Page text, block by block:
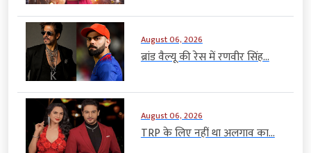
August 06, 2026
ब्रांड वैल्यू की रेस में रणवीर सिंह...
August 06, 2026
TRP के लिए नहीं था अलगाव का...